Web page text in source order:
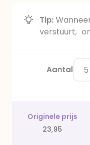
Tip:
verstuurt,
Aantal
Originele prijs
23,95